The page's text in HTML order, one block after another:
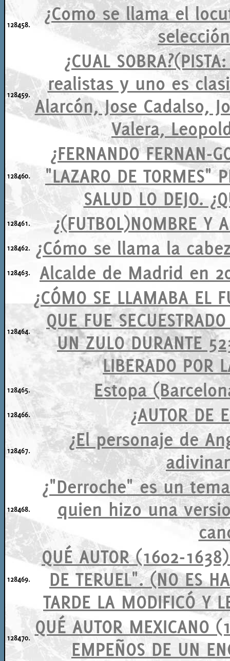
128458.
¿Como se llama el
128459.
¿CUAL
realistas y uno es
Alarcón, Jose Cadalso,
Valera,
128460.
¿FERNANDO FERNAN-
"LAZARO DE TORMES"
SALUD LO DEJO.
128461. ¿(FUTBOL)NOMBRE Y
128462. ¿Cómo se llama la
128463. Alcalde de Madrid en
128464.
¿CÓMO SE LLAMABA EL
QUE FUE
UN ZULO DURANTE
LIBERADO POR
128465. Estopa
128466. ¿AUTOR DE
128467.
¿El personaje de
128468.
¿"Derroche" es un
quien hizo una
128469.
QUÉ AUTOR (1602-
DE TERUEL". (NO ES
TARDE LA MODIFICÓ Y
128470.
QUÉ AUTOR MEXICANO
EMPEÑOS DE UN